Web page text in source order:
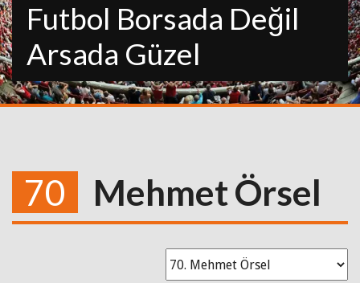
Futbol Borsada Değil
Arsada Güzel
70 Mehmet Örsel